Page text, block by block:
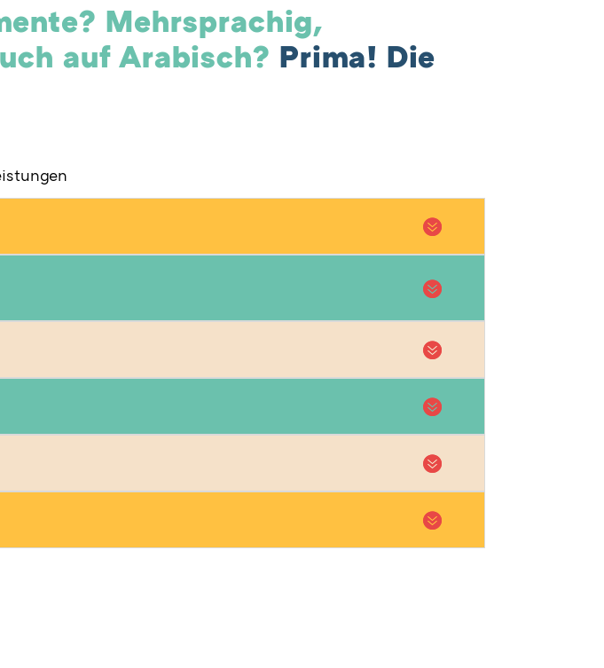
Mehrsprachig,
auf Arabisch? Prima! Die